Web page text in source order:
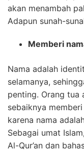
akan menambah
Adapun sunah-
Memberi
Nama adalah
selamanya,
penting. Orang tua
sebaiknya
karena nama
Sebagai umat
Al-Qur’an dan